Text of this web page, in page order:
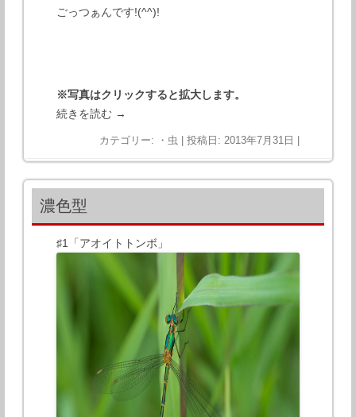
ごっつぁんです!(^^)!
※写真はクリックすると拡大します。
続きを読む →
カテゴリー: ・虫 | 投稿日: 2013年7月31日
濃色型
♯1「アオイトトンボ」